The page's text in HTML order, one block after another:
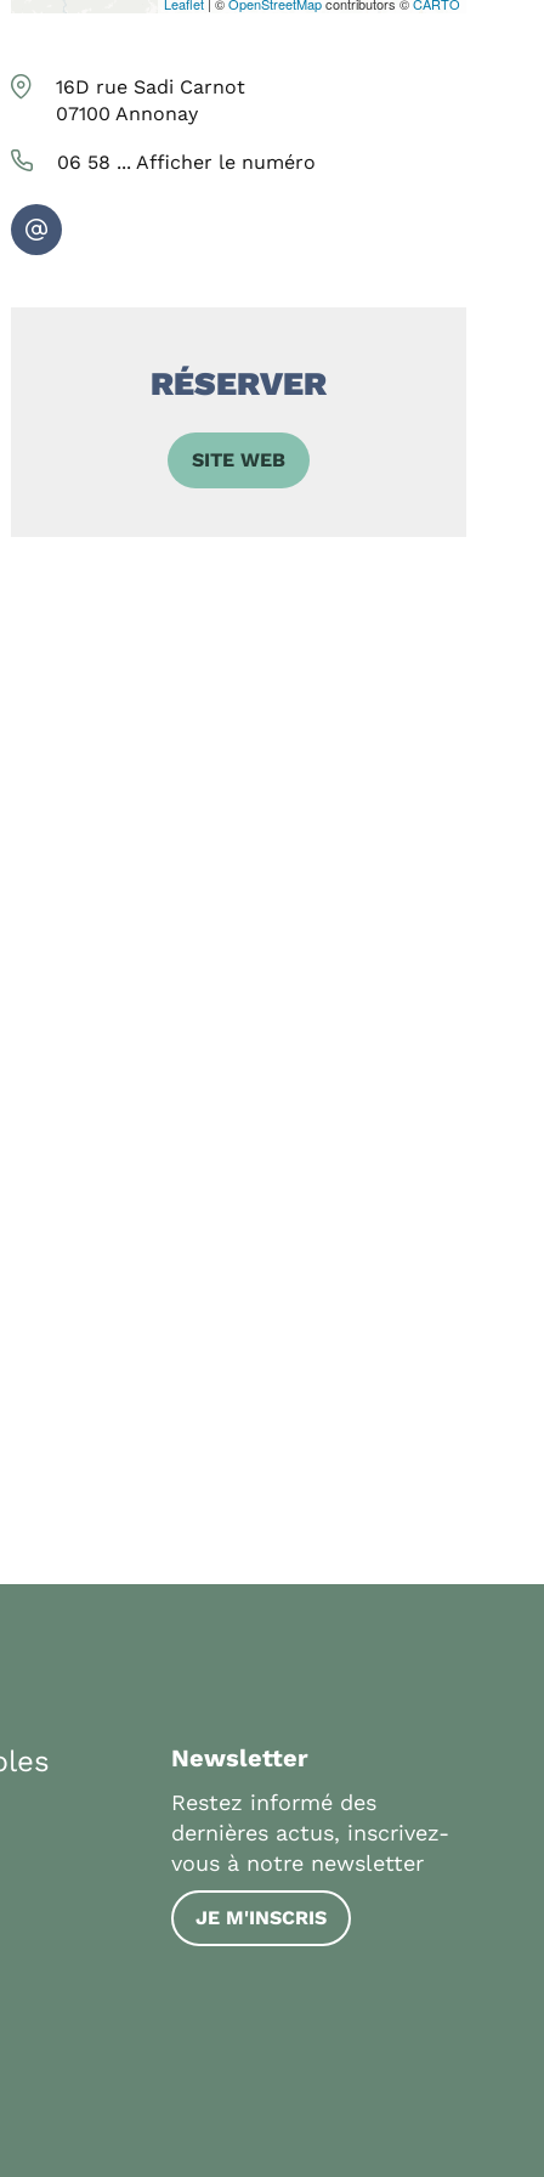
Leaflet | ©OpenStreetMapcontributors ©CARTO
16D rue Sadi Carnot
07100 Annonay
06 58 ... Afficher le numéro
RÉSERVER
SITE WEB
Newsletter
Restez informé des
dernières actus, inscrivez-
vous à notre newsletter
JE M'INSCRIS